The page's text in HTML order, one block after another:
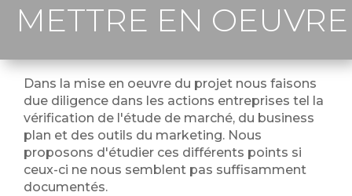
METTRE EN OEUVRE
Dans la mise en oeuvre du projet nous faisons
due diligence dans les actions entreprises tel la
vérification de l'étude de marché, du business
plan et des outils du marketing. Nous
proposons d'étudier ces différents points si
ceux-ci ne nous semblent pas suffisamment
documentés.